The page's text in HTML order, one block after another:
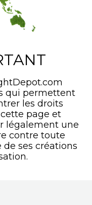
qui permettent
les droits
page et
légalement une
contre toute
ses créations